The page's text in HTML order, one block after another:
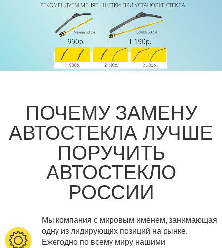
ПОЧЕМУ ЗАМЕНУ
АВТОСТЕКЛА ЛУЧШЕ
ПОРУЧИТЬ
АВТОСТЕКЛО
РОССИИ
Мы компания с мировым именем, занимающая
одну из лидирующих позиций на рынке.
Ежегодно по всему миру нашими